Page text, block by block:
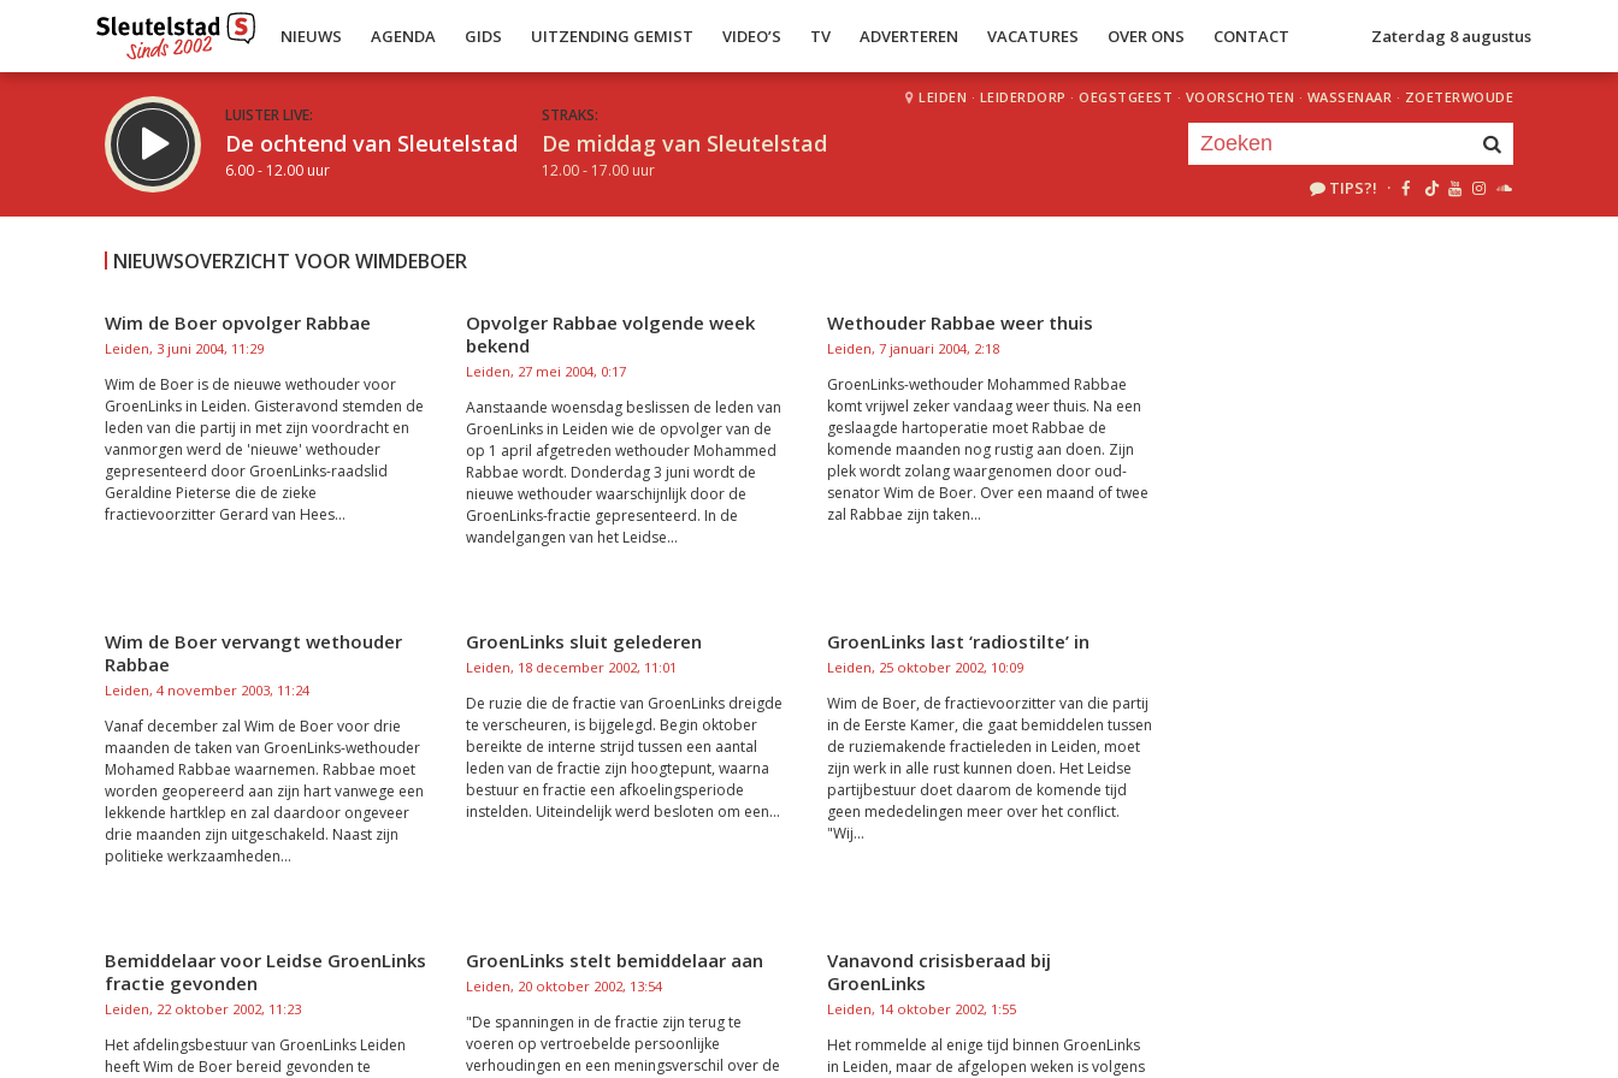
NIEUWS AGENDA GIDS UITZENDING GEMIST VIDEO’S TV ADVERTEREN VACATURES OVER ONS CONTACT Zaterdag 8 augustus
LUISTER LIVE:
De ochtend van Sleutelstad
6.00 - 12.00 uur
STRAKS:
De middag van Sleutelstad
12.00 - 17.00 uur
LEIDEN · LEIDERDORP · OEGSTGEEST · VOORSCHOTEN · WASSENAAR · ZOETERWOUDE
TIPS?! ·
Inklappen
NIEUWSOVERZICHT VOOR WIMDEBOER
Wim de Boer opvolger Rabbae
Leiden, 3 juni 2004, 11:29
Wim de Boer is de nieuwe wethouder voor
GroenLinks in Leiden. Gisteravond stemden de
leden van die partij in met zijn voordracht en
vanmorgen werd de 'nieuwe' wethouder
gepresenteerd door GroenLinks-raadslid
Geraldine Pieterse die de zieke
fractievoorzitter Gerard van Hees...
Opvolger Rabbae volgende week
bekend
Leiden, 27 mei 2004, 0:17
Aanstaande woensdag beslissen de leden van
GroenLinks in Leiden wie de opvolger van de
op 1 april afgetreden wethouder Mohammed
Rabbae wordt. Donderdag 3 juni wordt de
nieuwe wethouder waarschijnlijk door de
GroenLinks-fractie gepresenteerd. In de
wandelgangen van het Leidse...
Wethouder Rabbae weer thuis
Leiden, 7 januari 2004, 2:18
GroenLinks-wethouder Mohammed Rabbae
komt vrijwel zeker vandaag weer thuis. Na een
geslaagde hartoperatie moet Rabbae de
komende maanden nog rustig aan doen. Zijn
plek wordt zolang waargenomen door oud-
senator Wim de Boer. Over een maand of twee
zal Rabbae zijn taken...
Wim de Boer vervangt wethouder
Rabbae
Leiden, 4 november 2003, 11:24
Vanaf december zal Wim de Boer voor drie
maanden de taken van GroenLinks-wethouder
Mohamed Rabbae waarnemen. Rabbae moet
worden geopereerd aan zijn hart vanwege een
lekkende hartklep en zal daardoor ongeveer
drie maanden zijn uitgeschakeld. Naast zijn
politieke werkzaamheden...
GroenLinks sluit gelederen
Leiden, 18 december 2002, 11:01
De ruzie die de fractie van GroenLinks dreigde
te verscheuren, is bijgelegd. Begin oktober
bereikte de interne strijd tussen een aantal
leden van de fractie zijn hoogtepunt, waarna
bestuur en fractie een afkoelingsperiode
instelden. Uiteindelijk werd besloten om een...
GroenLinks last ‘radiostilte’ in
Leiden, 25 oktober 2002, 10:09
Wim de Boer, de fractievoorzitter van die partij
in de Eerste Kamer, die gaat bemiddelen tussen
de ruziemakende fractieleden in Leiden, moet
zijn werk in alle rust kunnen doen. Het Leidse
partijbestuur doet daarom de komende tijd
geen mededelingen meer over het conflict.
"Wij...
Bemiddelaar voor Leidse GroenLinks
fractie gevonden
Leiden, 22 oktober 2002, 11:23
Het afdelingsbestuur van GroenLinks Leiden
heeft Wim de Boer bereid gevonden te
GroenLinks stelt bemiddelaar aan
Leiden, 20 oktober 2002, 13:54
"De spanningen in de fractie zijn terug te
voeren op vertroebelde persoonlijke
verhoudingen en een meningsverschil over de
Vanavond crisisberaad bij
GroenLinks
Leiden, 14 oktober 2002, 1:55
Het rommelde al enige tijd binnen GroenLinks
in Leiden, maar de afgelopen weken is volgens